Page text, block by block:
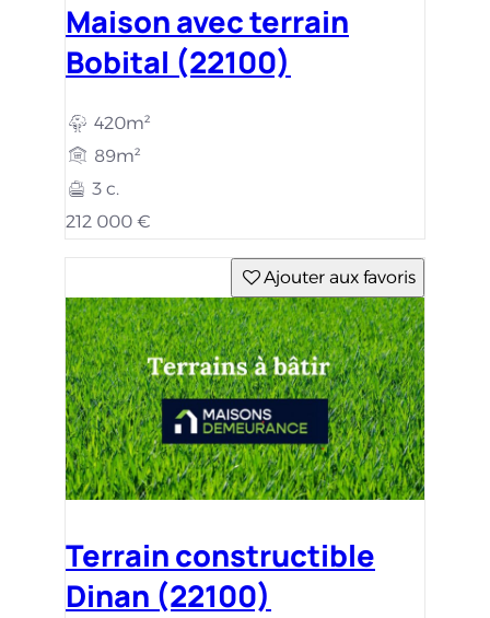
Maison avec terrain
Bobital (22100)
420m²
89m²
3 c.
212 000 €
Ajouter aux favoris
Terrain constructible
Dinan (22100)